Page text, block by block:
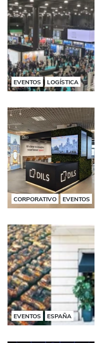
EVENTOS LOGÍSTICA
CORPORATIVO EVENTOS
EVENTOS ESPAÑA